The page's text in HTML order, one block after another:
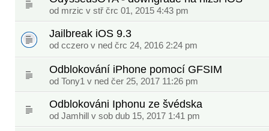
od mrzic v stř črc 01, 2015 4:43 pm
Jailbreak iOS 9.3
od cczero v ned črc 24, 2016 2:24 pm
Odblokování iPhone pomocí GFSIM
od Tony1 v ned čer 25, 2017 11:26 pm
Odblokováni Iphonu ze švédska
od Jamhill v sob dub 15, 2017 1:41 pm